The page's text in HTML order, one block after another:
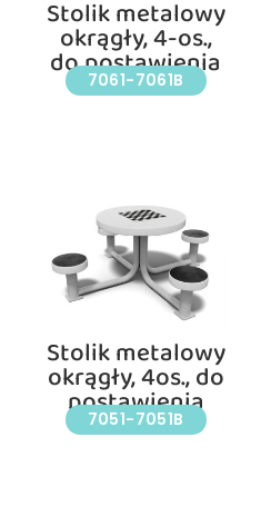
Stolik metalowy
okrągły, 4-os.,
do postawienia
7061-7061B
Stolik metalowy
okrągły, 4os., do
postawienia
7051-7051B